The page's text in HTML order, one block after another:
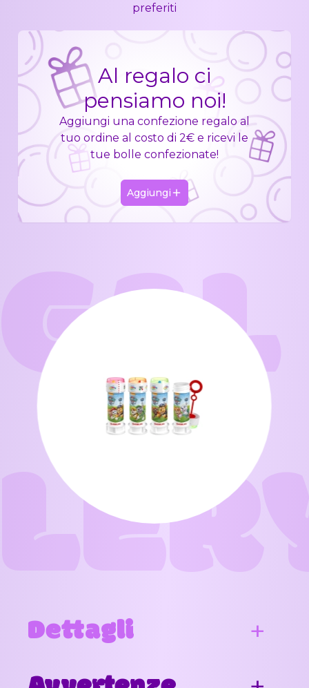
preferiti
Al regalo ci
pensiamo noi!
Aggiungi una confezione regalo al
tuo ordine al costo di 2€ e ricevi le
tue bolle confezionate!
Aggiungi
GAL
Dettagli